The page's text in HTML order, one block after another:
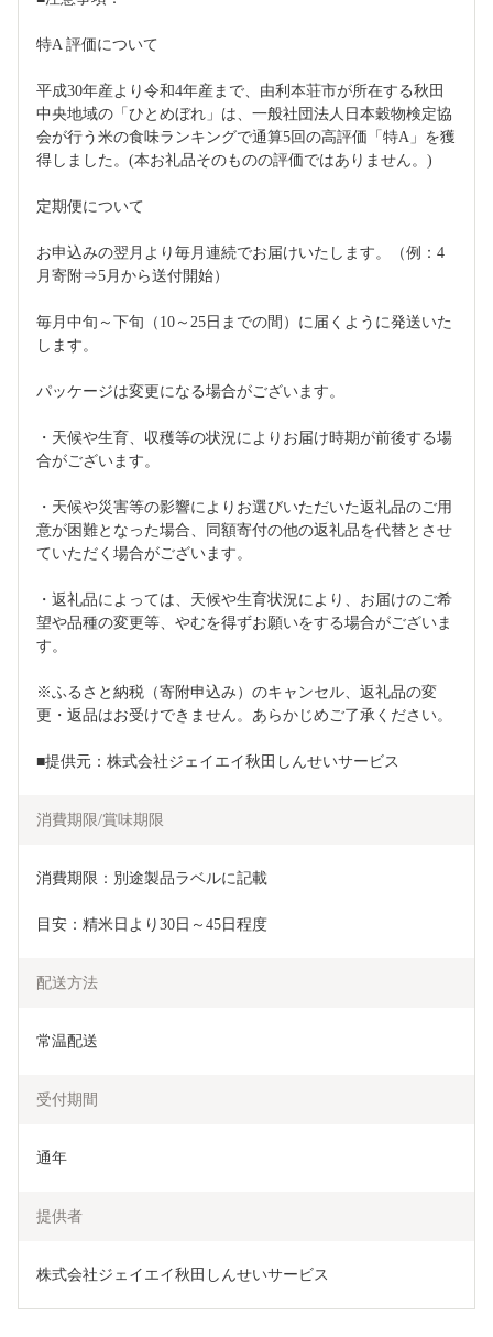
特A 評価について
平成30年産より令和4年産まで、由利本荘市が所在する秋田
中央地域の「ひとめぼれ」は、一般社団法人日本穀物検定協
会が行う米の食味ランキングで通算5回の高評価「特A」を獲
得しました。(本お礼品そのものの評価ではありません。)
定期便について
お申込みの翌月より毎月連続でお届けいたします。（例：4
月寄附⇒5月から送付開始）
毎月中旬～下旬（10～25日までの間）に届くように発送いた
します。
パッケージは変更になる場合がございます。
・天候や生育、収穫等の状況によりお届け時期が前後する場
合がございます。
・天候や災害等の影響によりお選びいただいた返礼品のご用
意が困難となった場合、同額寄付の他の返礼品を代替とさせ
ていただく場合がございます。
・返礼品によっては、天候や生育状況により、お届けのご希
望や品種の変更等、やむを得ずお願いをする場合がございま
す。
※ふるさと納税（寄附申込み）のキャンセル、返礼品の変
更・返品はお受けできません。あらかじめご了承ください。
■提供元：株式会社ジェイエイ秋田しんせいサービス
消費期限/賞味期限
消費期限：別途製品ラベルに記載
目安：精米日より30日～45日程度
配送方法
常温配送
受付期間
通年
提供者
株式会社ジェイエイ秋田しんせいサービス